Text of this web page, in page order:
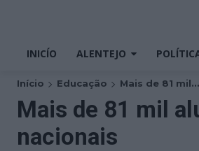
INICÍO ALENTEJO
Início Educação Mais de 81 mil...
Mais de 81 mil
nacionais